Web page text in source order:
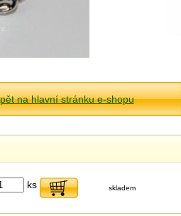
na hlavní stránku e-shopu
ks skladem